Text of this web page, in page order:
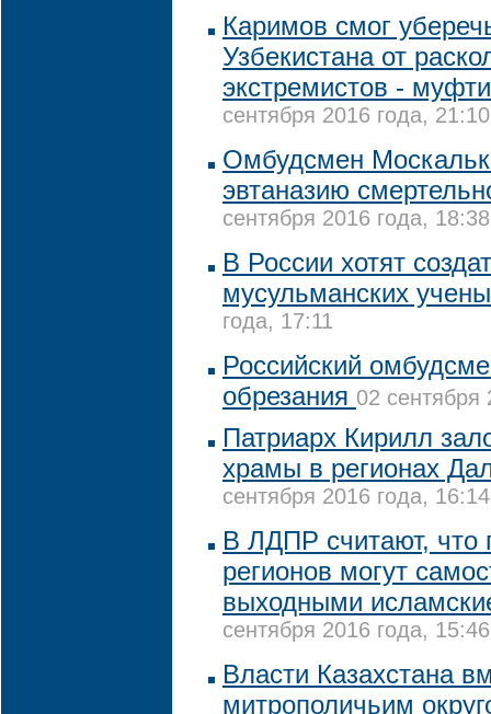
Каримов смог
Узбекистана от
экстремистов -
сентября 2016 года, 21:10
Омбудсмен
эвтаназию
сентября 2016 года, 18:38
В России хотят
мусульманских
года, 17:11
Российский
обрезания 02 сентября
Патриарх Кирилл
храмы в регионах
сентября 2016 года, 16:14
В ЛДПР считают, что
регионов могут
выходными
сентября 2016 года, 15:46
Власти Казахстана
митрополичьим